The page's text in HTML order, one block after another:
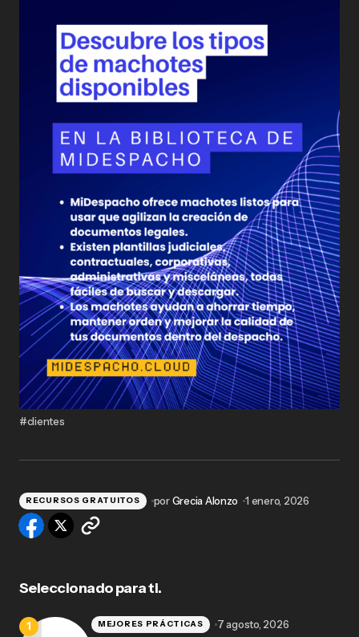
#clientes
RECURSOS GRATUITOS porGrecia Alonzo 1 enero, 2026
Seleccionado para ti.
MEJORES PRÁCTICAS 7 agosto, 2026